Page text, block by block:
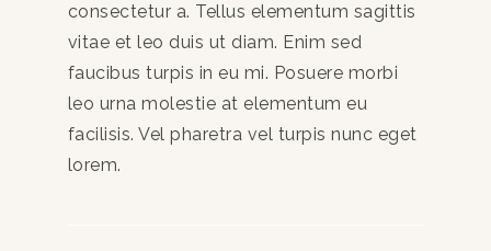
consectetur a. Tellus elementum sagittis
vitae et leo duis ut diam. Enim sed
faucibus turpis in eu mi. Posuere morbi
leo urna molestie at elementum eu
facilisis. Vel pharetra vel turpis nunc eget
lorem.